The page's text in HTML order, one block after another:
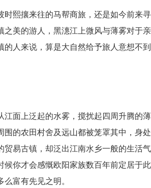
时熙攘来往的马帮商旅，还是如今前来
之美的游人，黑潓江上微风与薄雾对于
的人来说，算是大自然给予旅人意想不
江面上泛起的水雾，搅扰起四周升腾的薄
围的农田村舍及远山都被笼罩其中，身
贸易古镇，却泛出江南水乡一般的生活气
候你才会感慨欧阳家族数百年前定居于
么富有先见之明。